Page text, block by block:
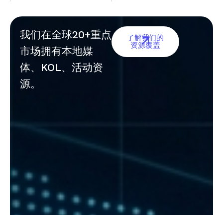
我们在全球20+重点
市场拥有本地媒
体、KOL、活动资
源。
了解我们的
资源覆盖